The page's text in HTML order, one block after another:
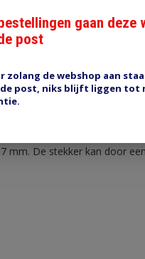
Tags (0)
alle kontakten, 4 polig.
Reservekontakten:3-
mm. De stekker kan door
gaan deze
post
zolang de webshop aan
post, niks blijft liggen tot